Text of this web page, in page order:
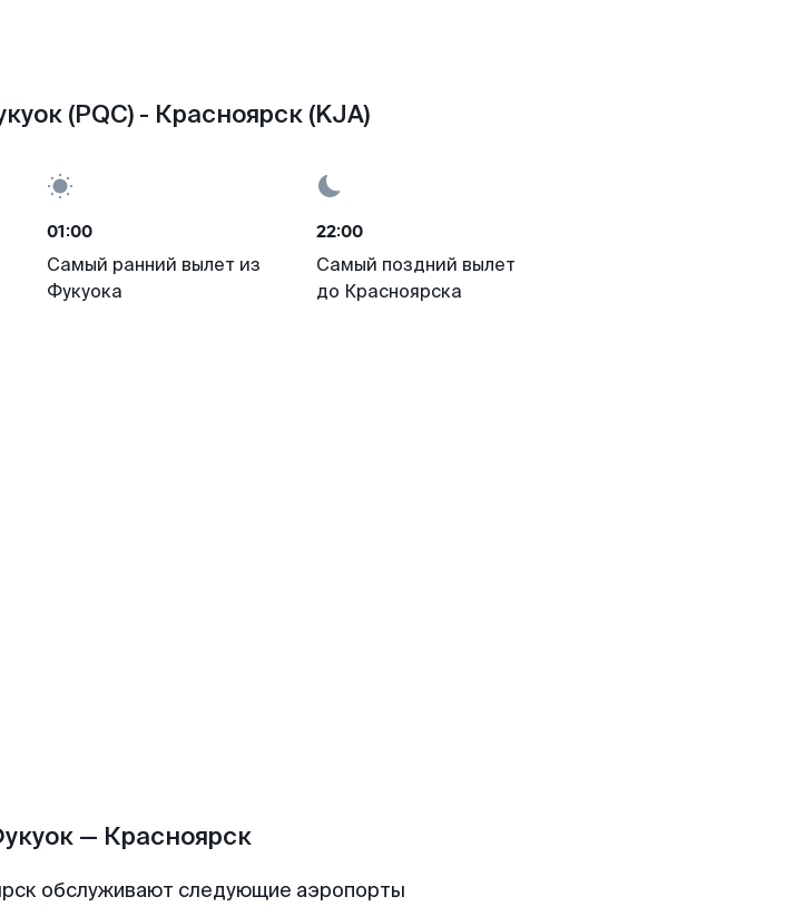
(PQC) - Красноярск (KJA)
01:00
Самый ранний вылет из
Фукуока
22:00
Самый поздний вылет
до Красноярска
— Красноярск
обслуживают следующие аэропорты